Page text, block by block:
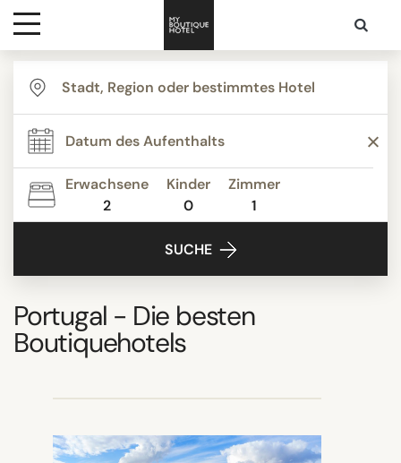
Ziele
Hotelarten
Kontakt
Erwachsene
2
Kinder
0
Zimmer
1
SUCHE
Portugal - Die besten
Boutiquehotels